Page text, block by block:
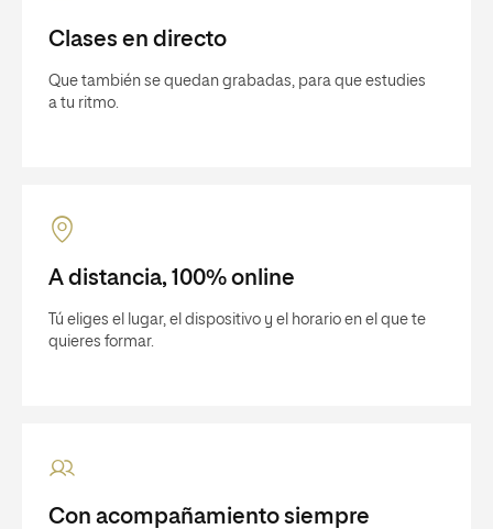
Clases en directo
Que también se quedan grabadas, para que estudies
a tu ritmo.
A distancia, 100% online
Tú eliges el lugar, el dispositivo y el horario en el que te
quieres formar.
Con acompañamiento siempre